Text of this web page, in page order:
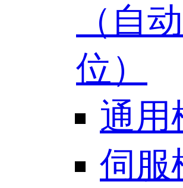
（自
位）
通用
伺服